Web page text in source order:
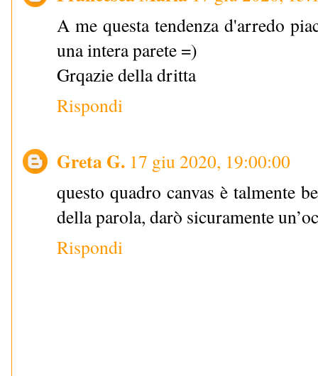
A me questa tendenza d'arredo
una intera parete =)
Grqazie della dritta
Rispondi
Greta G. 17 giu 2020, 19:00:00
questo quadro canvas è talmente
della parola, darò sicuramente
Rispondi